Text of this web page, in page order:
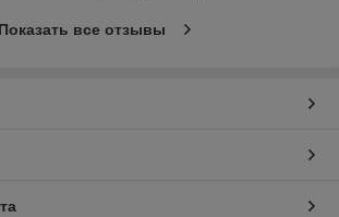
Показать все отзывы